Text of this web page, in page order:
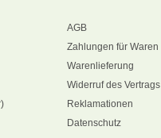
AGB
Zahlungen für Waren
Warenlieferung
Widerruf des Vertrags
Reklamationen
Datenschutz